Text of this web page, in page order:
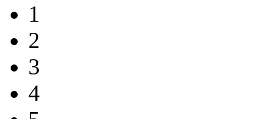
1
2
3
4